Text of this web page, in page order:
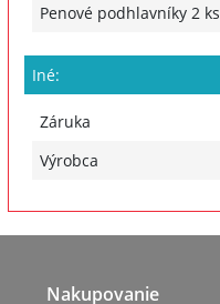
Penové podhlavníky 2 ks
Iné:
Záruka
Výrobca
Nakupovanie